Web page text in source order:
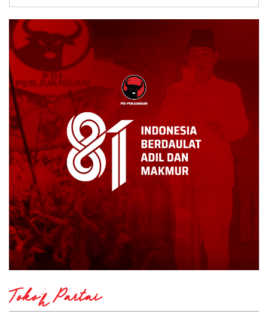
Tokoh Partai